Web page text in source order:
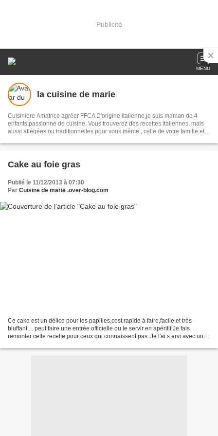
Publicité
MENU
la cuisine de marie
Cuisinière Amatrice agréer FFCA D'origine italienne,je suis maman de 4
enfants,passionné de cuisine. Vous trouverez des recettes italiennes, mais
aussi allégées ou traditionnelles pour vous même , celle de votre famille et
Cake au foie gras
Publié le 11/12/2013 à 07:30
Par Cuisine de marie .over-blog.com
Ce cake est un délice pour les papilles,cest rapide à faire,facile,et très
bluffant.....peut faire une entrée officielle ou le servir en apéritif.Je fais
remonter cette recette,pour ceux qui connaissent pas. Je l'ai s ervi avec un